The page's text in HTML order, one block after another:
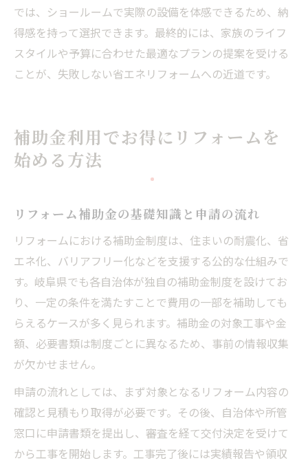
では、ショールームで実際の設備を体感できるため、納
得感を持って選択できます。最終的には、家族のライフ
スタイルや予算に合わせた最適なプランの提案を受ける
ことが、失敗しない省エネリフォームへの近道です。
補助金利用でお得にリフォームを
始める方法
リフォーム補助金の基礎知識と申請の流れ
リフォームにおける補助金制度は、住まいの耐震化、省
エネ化、バリアフリー化などを支援する公的な仕組みで
す。岐阜県でも各自治体が独自の補助金制度を設けてお
り、一定の条件を満たすことで費用の一部を補助しても
らえるケースが多く見られます。補助金の対象工事や金
額、必要書類は制度ごとに異なるため、事前の情報収集
が欠かせません。
申請の流れとしては、まず対象となるリフォーム内容の
確認と見積もり取得が必要です。その後、自治体や所管
窓口に申請書類を提出し、審査を経て交付決定を受けて
から工事を開始します。工事完了後には実績報告や領収